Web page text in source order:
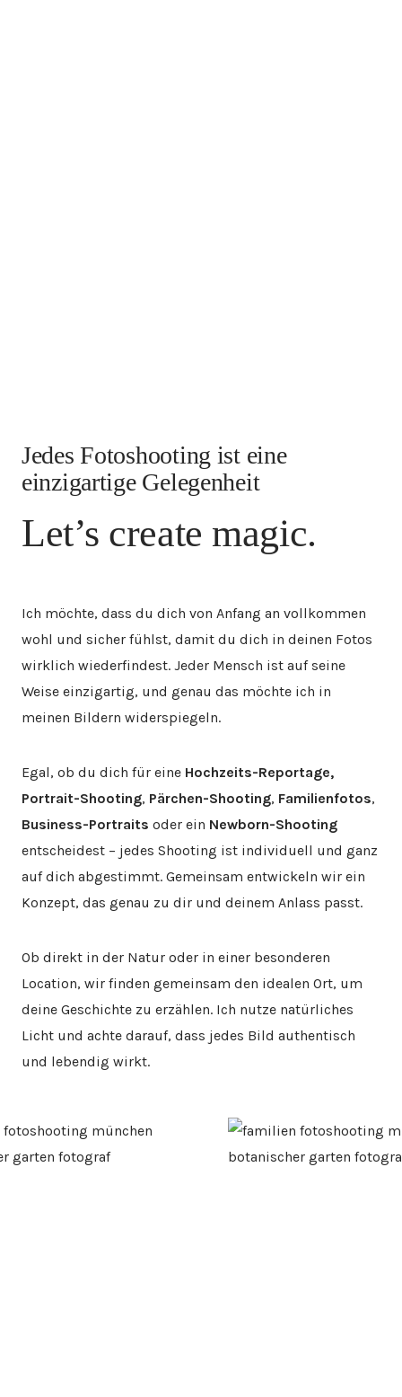
Jedes Fotoshooting ist eine
einzigartige Gelegenheit
Let’s create magic.
Ich möchte, dass du dich von Anfang an vollkommen
wohl und sicher fühlst, damit du dich in deinen Fotos
wirklich wiederfindest. Jeder Mensch ist auf seine
Weise einzigartig, und genau das möchte ich in
meinen Bildern widerspiegeln.
Egal, ob du dich für eine Hochzeits-Reportage,
Portrait-Shooting, Pärchen-Shooting, Familienfotos,
Business-Portraits oder ein Newborn-Shooting
entscheidest – jedes Shooting ist individuell und ganz
auf dich abgestimmt. Gemeinsam entwickeln wir ein
Konzept, das genau zu dir und deinem Anlass passt.
Ob direkt in der Natur oder in einer besonderen
Location, wir finden gemeinsam den idealen Ort, um
deine Geschichte zu erzählen. Ich nutze natürliches
Licht und achte darauf, dass jedes Bild authentisch
und lebendig wirkt.